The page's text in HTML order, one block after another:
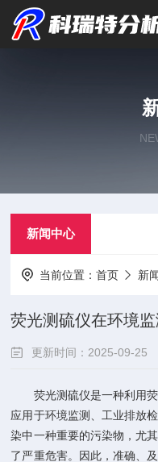
新闻中心
当前位置：首页 新
荧光测硫仪在环境
更新时间：2025-09-25
荧光测硫仪是一种利用荧
应用于环境监测、工业排放
染中一种重要的污染物，尤
了严重危害。因此，准确、